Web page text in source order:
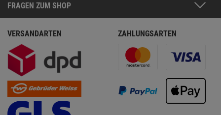
FRAGEN ZUM SHOP
VERSANDARTEN ZAHLUNGSARTEN